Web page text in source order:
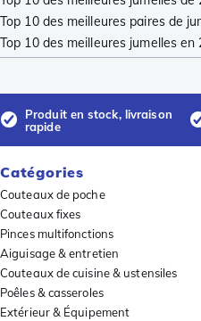
Top 10 des meilleures paires de
Top 10 des meilleures jumelles en
Produit en stock, livraison
rapide
Catégories
Couteaux de poche
Couteaux fixes
Pinces multifonctions
Aiguisage & entretien
Couteaux de cuisine & ustensiles
Poêles & casseroles
Extérieur & Équipement